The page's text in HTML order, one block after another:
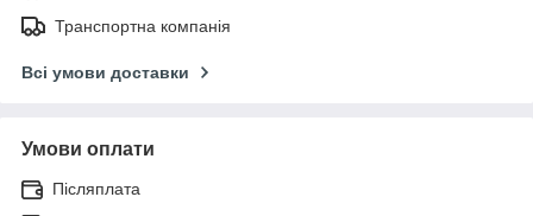
Транспортна компанія
Всі умови доставки
Умови оплати
Післяплата